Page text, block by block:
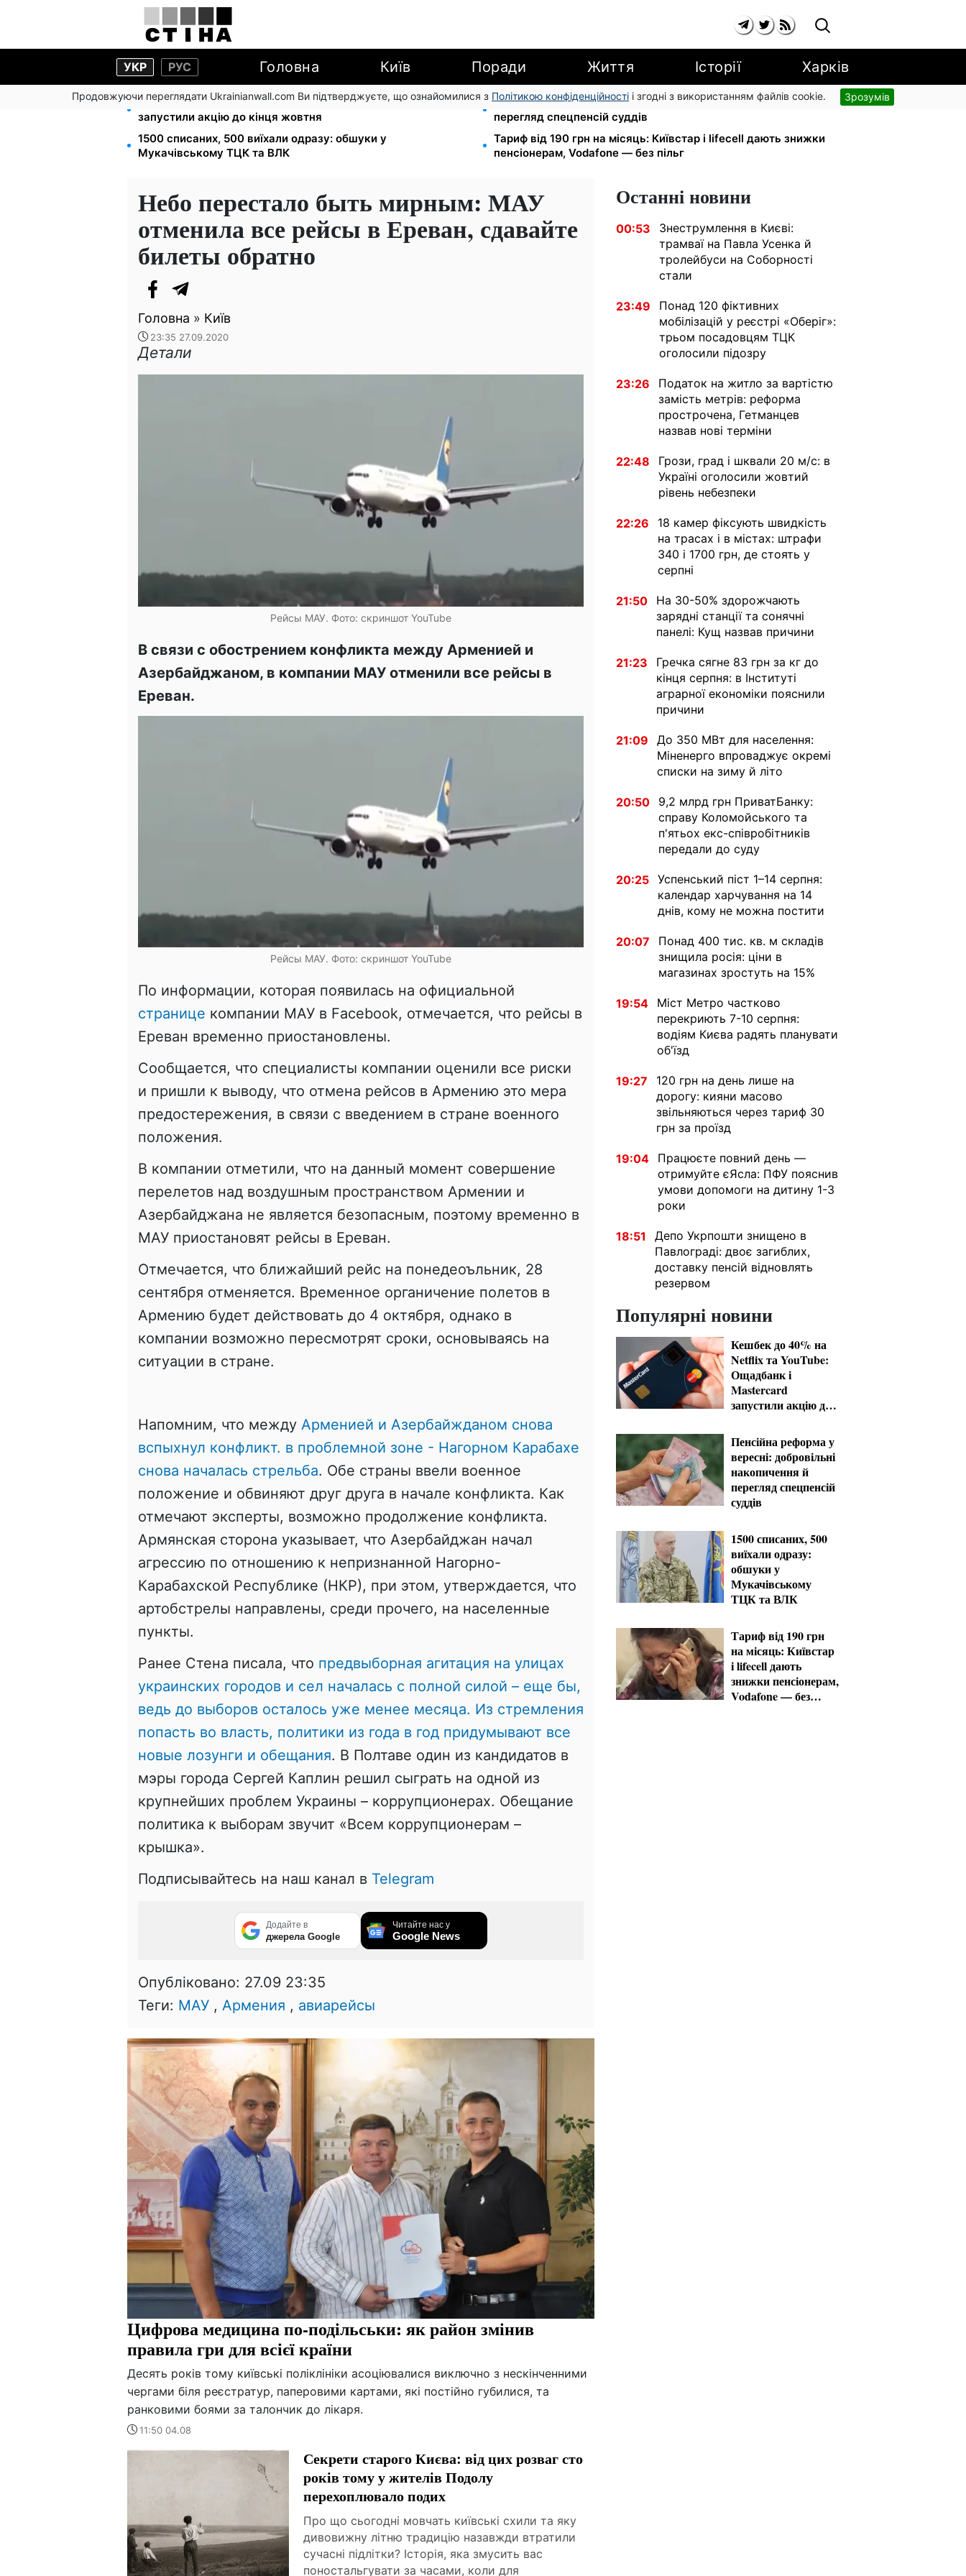
УКР РУС Головна Київ Поради Життя Історії Харків
Продовжуючи переглядати Ukrainianwall.com Ви підтверджуєте, що ознайомилися з Політикою конфіденційності і згодні з використанням файлів cookie. Зрозумів
Кешбек до 40% на Netflix та YouTube: Ощадбанк і Mastercard
запустили акцію до кінця жовтня
Пенсійна реформа у вересні: добровільні накопичення й
перегляд спецпенсій суддів
1500 списаних, 500 виїхали одразу: обшуки у
Мукачівському ТЦК та ВЛК
Тариф від 190 грн на місяць: Київстар і lifecell дають знижки
пенсіонерам, Vodafone — без пільг
Небо перестало быть мирным: МАУ
отменила все рейсы в Ереван, сдавайте
билеты обратно
Головна » Київ
23:35 27.09.2020
Детали
Рейсы МАУ. Фото: скриншот YouTube
В связи с обострением конфликта между Арменией и
Азербайджаном, в компании МАУ отменили все рейсы в
Ереван.
Рейсы МАУ. Фото: скриншот YouTube
По информации, которая появилась на официальной
странице компании МАУ в Facebook, отмечается, что рейсы в
Ереван временно приостановлены.
Сообщается, что специалисты компании оценили все риски
и пришли к выводу, что отмена рейсов в Армению это мера
предостережения, в связи с введением в стране военного
положения.
В компании отметили, что на данный момент совершение
перелетов над воздушным пространством Армении и
Азербайджана не является безопасным, поэтому временно в
МАУ приостановят рейсы в Ереван.
Отмечается, что ближайший рейс на понедеоъльник, 28
сентября отменяется. Временное органичение полетов в
Армению будет действовать до 4 октября, однако в
компании возможно пересмотрят сроки, основываясь на
ситуации в стране.
Напомним, что между Арменией и Азербайжданом снова
вспыхнул конфликт. в проблемной зоне - Нагорном Карабахе
снова началась стрельба. Обе страны ввели военное
положение и обвиняют друг друга в начале конфликта. Как
отмечают эксперты, возможно продолжение конфликта.
Армянская сторона указывает, что Азербайджан начал
агрессию по отношению к непризнанной Нагорно-
Карабахской Республике (НКР), при этом, утверждается, что
артобстрелы направлены, среди прочего, на населенные
пункты.
Ранее Стена писала, что предвыборная агитация на улицах
украинских городов и сел началась с полной силой – еще бы,
ведь до выборов осталось уже менее месяца. Из стремления
попасть во власть, политики из года в год придумывают все
новые лозунги и обещания. В Полтаве один из кандидатов в
мэры города Сергей Каплин решил сыграть на одной из
крупнейших проблем Украины – коррупционерах. Обещание
политика к выборам звучит «Всем коррупционерам –
крышка».
Подписывайтесь на наш канал в Telegram
Додайте в
джерела Google
Читайте нас у
Google News
Опубліковано: 27.09 23:35
Теги: МАУ , Армения , авиарейсы
Цифрова медицина по-подільськи: як район змінив
правила гри для всієї країни
Десять років тому київські поліклініки асоціювалися виключно з нескінченними
чергами біля реєстратур, паперовими картами, які постійно губилися, та
ранковими боями за талончик до лікаря.
11:50 04.08
Секрети старого Києва: від цих розваг сто
років тому у жителів Подолу
перехоплювало подих
Про що сьогодні мовчать київські схили та яку
дивовижну літню традицію назавжди втратили
сучасні підлітки? Історія, яка змусить вас
поностальгувати за часами, коли для
Останні новини
00:53
Знеструмлення в Києві:
трамваї на Павла Усенка й
тролейбуси на Соборності
стали
23:49
Понад 120 фіктивних
мобілізацій у реєстрі «Оберіг»:
трьом посадовцям ТЦК
оголосили підозру
23:26
Податок на житло за вартістю
замість метрів: реформа
прострочена, Гетманцев
назвав нові терміни
22:48
Грози, град і шквали 20 м/с: в
Україні оголосили жовтий
рівень небезпеки
22:26
18 камер фіксують швидкість
на трасах і в містах: штрафи
340 і 1700 грн, де стоять у
серпні
21:50
На 30-50% здорожчають
зарядні станції та сонячні
панелі: Кущ назвав причини
21:23
Гречка сягне 83 грн за кг до
кінця серпня: в Інституті
аграрної економіки пояснили
причини
21:09
До 350 МВт для населення:
Міненерго впроваджує окремі
списки на зиму й літо
20:50
9,2 млрд грн ПриватБанку:
справу Коломойського та
п'ятьох екс-співробітників
передали до суду
20:25 Успенський піст 1–14 серпня:
календар харчування на 14
днів, кому не можна постити
20:07
Понад 400 тис. кв. м складів
знищила росія: ціни в
магазинах зростуть на 15%
19:54
Міст Метро частково
перекриють 7-10 серпня:
водіям Києва радять планувати
об'їзд
19:27
120 грн на день лише на
дорогу: кияни масово
звільняються через тариф 30
грн за проїзд
19:04
Працюєте повний день —
отримуйте єЯсла: ПФУ пояснив
умови допомоги на дитину 1-3
роки
18:51
Депо Укрпошти знищено в
Павлограді: двоє загиблих,
доставку пенсій відновлять
резервом
Популярні новини
Кешбек до 40% на
Netflix та YouTube:
Ощадбанк і
Mastercard
запустили акцію до
Пенсійна реформа у
вересні: добровільні
накопичення й
перегляд спецпенсій
суддів
1500 списаних, 500
виїхали одразу:
обшуки у
Мукачівському
ТЦК та ВЛК
Тариф від 190 грн
на місяць: Київстар
і lifecell дають
знижки пенсіонерам,
Vodafone — без